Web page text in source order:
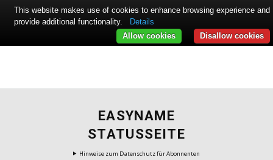
EASYNAME
STATUSSEITE
Hinweise zum Datenschutz für Abonnenten
This website makes use of cookies to enhance browsing experience and
provide additional functionality.
Details
Disallow cookies
Allow cookies